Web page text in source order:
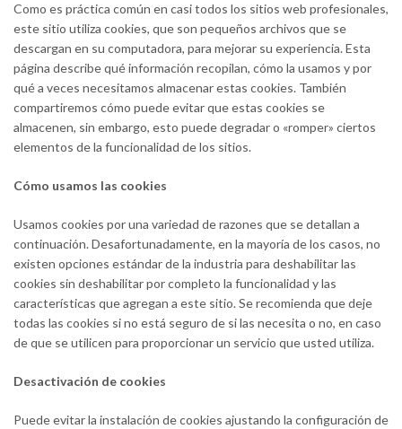
Como es práctica común en casi todos los sitios web profesionales,
este sitio utiliza cookies, que son pequeños archivos que se
descargan en su computadora, para mejorar su experiencia. Esta
página describe qué información recopilan, cómo la usamos y por
qué a veces necesitamos almacenar estas cookies. También
compartiremos cómo puede evitar que estas cookies se
almacenen, sin embargo, esto puede degradar o «romper» ciertos
elementos de la funcionalidad de los sitios.
Cómo usamos las cookies
Usamos cookies por una variedad de razones que se detallan a
continuación. Desafortunadamente, en la mayoría de los casos, no
existen opciones estándar de la industria para deshabilitar las
cookies sin deshabilitar por completo la funcionalidad y las
características que agregan a este sitio. Se recomienda que deje
todas las cookies si no está seguro de si las necesita o no, en caso
de que se utilicen para proporcionar un servicio que usted utiliza.
Desactivación de cookies
Puede evitar la instalación de cookies ajustando la configuración de